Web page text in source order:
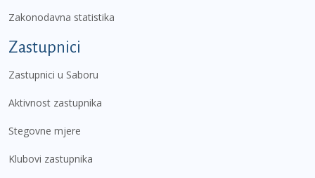
Zakonodavna statistika
Zastupnici
Zastupnici u Saboru
Aktivnost zastupnika
Stegovne mjere
Klubovi zastupnika